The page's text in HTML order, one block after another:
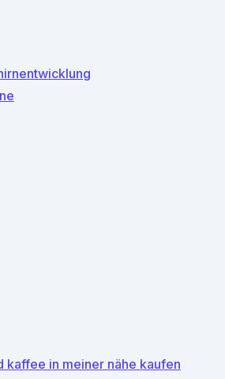
kaffee in meiner nähe kaufen